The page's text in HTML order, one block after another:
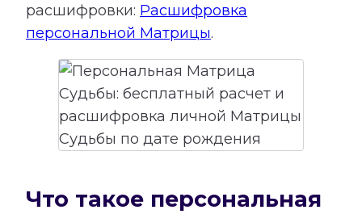
расшифровки: Расшифровка
персональной Матрицы.
Что такое персональная